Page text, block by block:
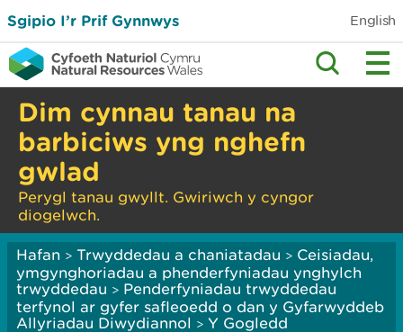
Sgipio I’r Prif Gynnwys English
Dim cynnau tanau na
barbiciws yng nghefn
gwlad
Perygl tanau gwyllt. Gwiriwch y cyngor
diogelwch.
Hafan > Trwyddedau a chaniatadau > Ceisiadau,
ymgynghoriadau a phenderfyniadau ynghylch
trwyddedau > Penderfyniadau trwyddedau
terfynol ar gyfer safleoedd o dan y Gyfarwyddeb
Allyriadau Diwydiannol > Y Gogledd